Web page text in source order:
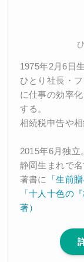
1975年2月6日生
ひとり社長・
に仕事の効率
する。
相続税申告や
2015年6月独立
静岡生まれで
著書に
「生前
「十人十色の
著）